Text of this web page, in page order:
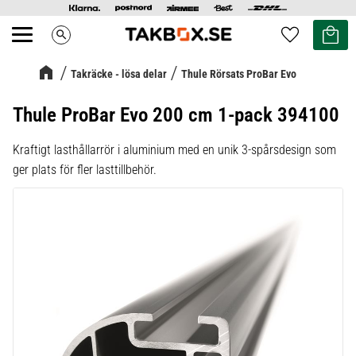
Meny search Favoriter
Kundvagn
Takräcke - lösa delar Thule Rörsats ProBar Evo
Thule ProBar Evo 200 cm 1-pack 394100
Kraftigt lasthållarrör i aluminium med en unik 3-spårsdesign som
ger plats för fler lasttillbehör.